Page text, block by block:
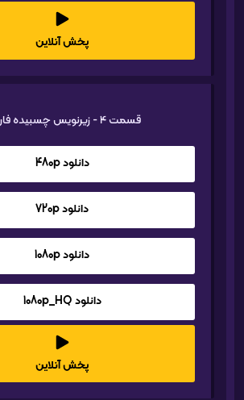
پخش آنلاین
قسمت 4 - زیرنویس چسبیده فارسی
دانلود 480p
دانلود 720p
دانلود 1080p
دانلود 1080p_HQ
پخش آنلاین